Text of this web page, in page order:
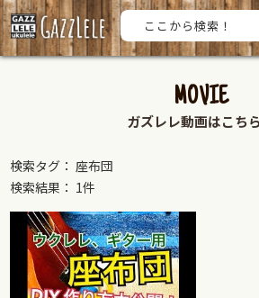
MOVIE
ガズレレ動画はこち
検索タグ： 座布団
検索結果： 1件